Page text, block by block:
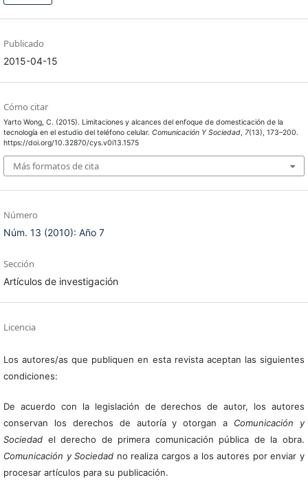
Publicado
2015-04-15
Cómo citar
Yarto Wong, C. (2015). Limitaciones y alcances del enfoque de domesticación de la
tecnología en el estudio del teléfono celular. Comunicación Y Sociedad, 7(13), 173–200.
https://doi.org/10.32870/cys.v0i13.1575
Más formatos de cita
Número
Núm. 13 (2010): Año 7
Sección
Artículos de investigación
Licencia
Los autores/as que publiquen en esta revista aceptan las siguientes
condiciones:
De acuerdo con la legislación de derechos de autor, los autores
conservan los derechos de autoría y otorgan a Comunicación y
Sociedadel derecho de primera comunicación pública de la obra.
Comunicación y Sociedad no realiza cargos a los autores por enviar y
procesar artículos para su publicación.